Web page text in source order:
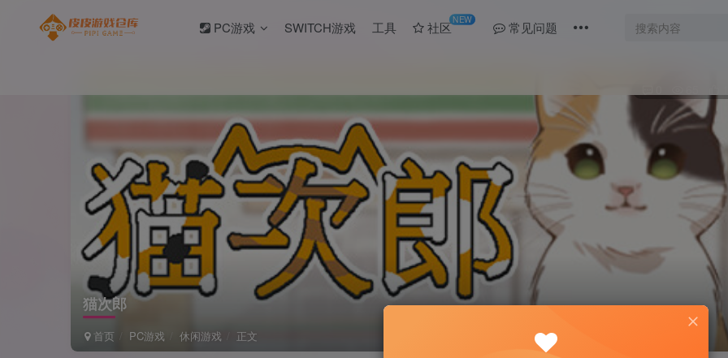
PC游戏 SWITCH游戏 工具 社区NEW 常见问题
猫次郎
首页 PC游戏 休闲游戏 正文